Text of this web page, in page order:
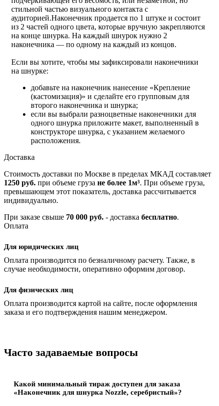
стильной частью визуального контакта с
аудиторией.Наконечник продается по 1 штуке и состоит
из 2 частей одного цвета, которые вручную закрепляются
на конце шнурка. На каждый шнурок нужно 2
наконечника — по одному на каждый из концов.
Если вы хотите, чтобы мы зафиксировали наконечники
на шнурке:
добавьте на наконечник нанесение «Крепление
(кастомизация)» и сделайте его групповым для
второго наконечника и шнурка;
если вы выбрали разноцветные наконечники для
одного шнурка приложите макет, выполненный в
конструкторе шнурка, с указанием желаемого
расположения.
Доставка
Стоимость доставки по Москве в пределах МКАД составляет
1250 руб. при объеме груза не более 1м³. При объеме груза,
превышающем этот показатель, доставка рассчитывается
индивидуально.
При заказе свыше 70 000 руб. - доставка бесплатно.
Оплата
Для юридических лиц
Оплата производится по безналичному расчету. Также, в
случае необходимости, оперативно оформим договор.
Для физических лиц
Оплата производится картой на сайте, после оформления
заказа и его подтверждения нашим менеджером.
Часто задаваемые вопросы
Какой минимальный тираж доступен для заказа
«Наконечник для шнурка Nozzle, серебристый»?